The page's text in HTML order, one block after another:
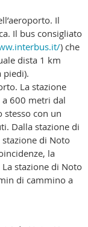
Il
Il bus consigliato
) che
dista 1 km
piedi).
La stazione
600 metri dal
stesso con un
Dalla stazione di
di Noto
la
stazione di Noto
di cammino a